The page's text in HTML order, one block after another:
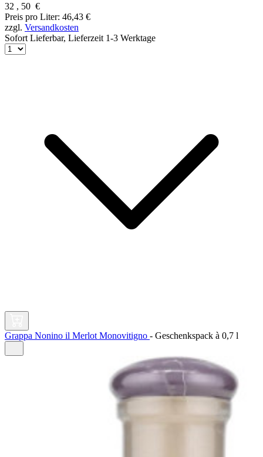
32 , 50 €
Preis pro Liter: 46,43 €
zzgl. Versandkosten
Sofort Lieferbar, Lieferzeit 1-3 Werktage
Grappa Nonino il Merlot Monovitigno - Geschenkspack à 0,7 l